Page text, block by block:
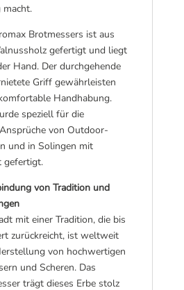
Brotmessers ist aus
gefertigt und liegt
Hand. Der durchgehende
Griff gewährleisten
Handhabung.
speziell für die
von Outdoor-
und in Solingen mit
gefertigt.
von Tradition und
mit einer Tradition, die bis
zurückreicht, ist weltweit
von hochwertigen
und Scheren. Das
trägt dieses Erbe stolz